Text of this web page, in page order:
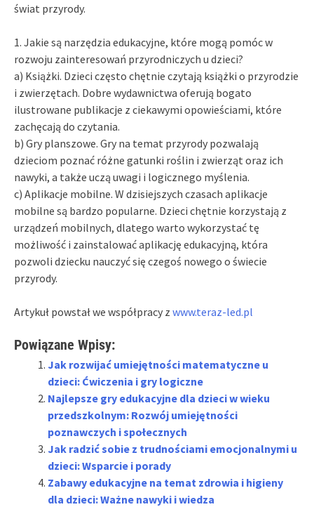
świat przyrody.
1. Jakie są narzędzia edukacyjne, które mogą pomóc w
rozwoju zainteresowań przyrodniczych u dzieci?
a) Książki. Dzieci często chętnie czytają książki o przyrodzie
i zwierzętach. Dobre wydawnictwa oferują bogato
ilustrowane publikacje z ciekawymi opowieściami, które
zachęcają do czytania.
b) Gry planszowe. Gry na temat przyrody pozwalają
dzieciom poznać różne gatunki roślin i zwierząt oraz ich
nawyki, a także uczą uwagi i logicznego myślenia.
c) Aplikacje mobilne. W dzisiejszych czasach aplikacje
mobilne są bardzo popularne. Dzieci chętnie korzystają z
urządzeń mobilnych, dlatego warto wykorzystać tę
możliwość i zainstalować aplikację edukacyjną, która
pozwoli dziecku nauczyć się czegoś nowego o świecie
przyrody.
Artykuł powstał we współpracy z www.teraz-led.pl
Powiązane Wpisy:
Jak rozwijać umiejętności matematyczne u
dzieci: Ćwiczenia i gry logiczne
Najlepsze gry edukacyjne dla dzieci w wieku
przedszkolnym: Rozwój umiejętności
poznawczych i społecznych
Jak radzić sobie z trudnościami emocjonalnymi u
dzieci: Wsparcie i porady
Zabawy edukacyjne na temat zdrowia i higieny
dla dzieci: Ważne nawyki i wiedza